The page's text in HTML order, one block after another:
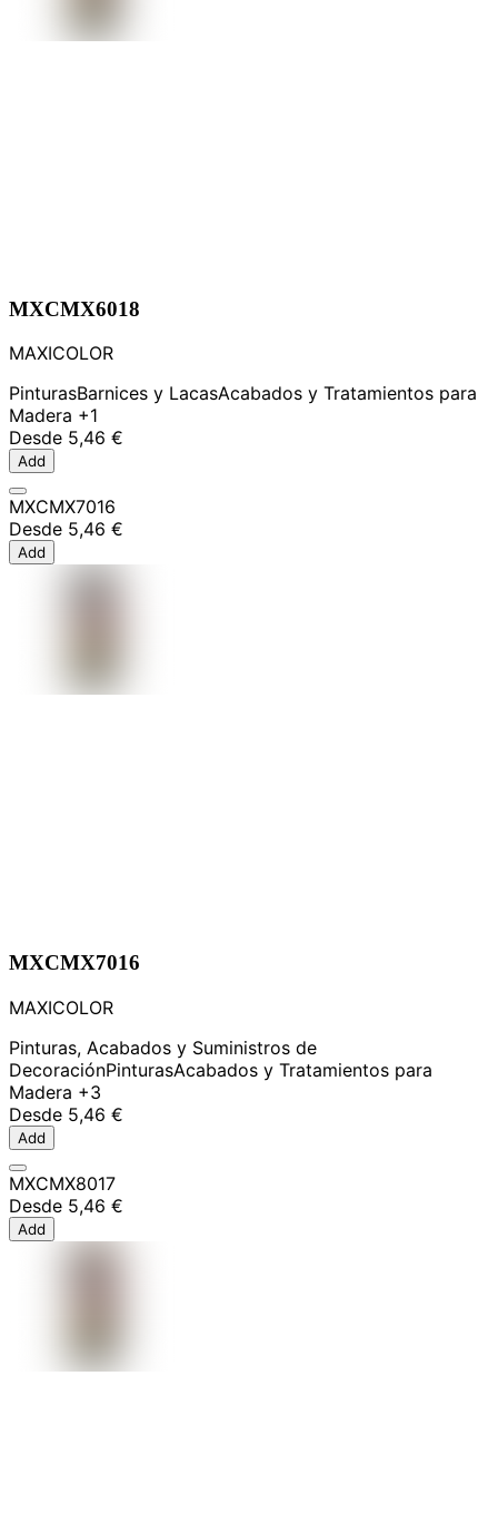
MXCMX6018
MAXICOLOR
PinturasBarnices y LacasAcabados y Tratamientos para
Madera +1
Desde 5,46 €
Add
MXCMX7016
Desde 5,46 €
Add
MXCMX7016
MAXICOLOR
Pinturas, Acabados y Suministros de
DecoraciónPinturasAcabados y Tratamientos para
Madera +3
Desde 5,46 €
Add
MXCMX8017
Desde 5,46 €
Add